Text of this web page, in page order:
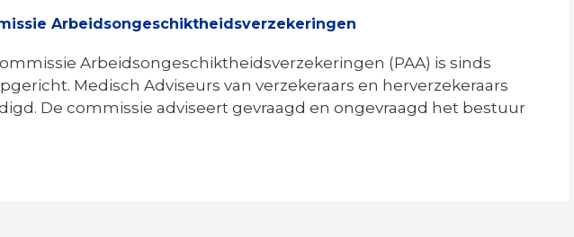
Arbeidsongeschiktheidsverzekeringen
Arbeidsongeschiktheidsverzekeringen (PAA) is sinds
Medisch Adviseurs van verzekeraars en herverzekeraars
De commissie adviseert gevraagd en ongevraagd het bestuur